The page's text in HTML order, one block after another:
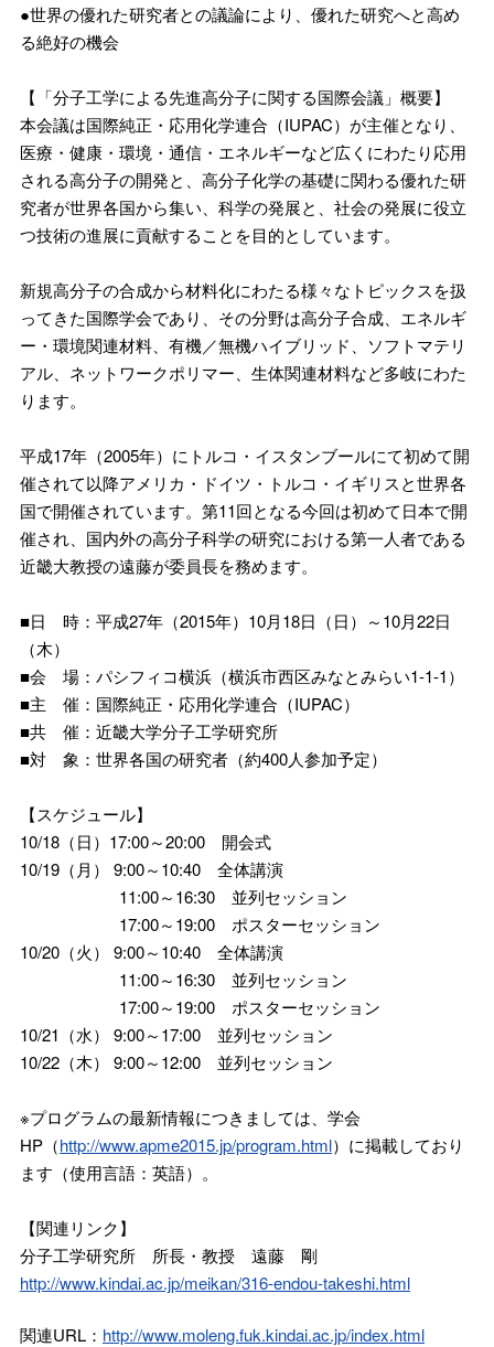
●世界の優れた研究者との議論により、優れた研究へと高め
る絶好の機会
【「分子工学による先進高分子に関する国際会議」概要】
本会議は国際純正・応用化学連合（IUPAC）が主催となり、
医療・健康・環境・通信・エネルギーなど広くにわたり応用
される高分子の開発と、高分子化学の基礎に関わる優れた研
究者が世界各国から集い、科学の発展と、社会の発展に役立
つ技術の進展に貢献することを目的としています。
新規高分子の合成から材料化にわたる様々なトピックスを扱
ってきた国際学会であり、その分野は高分子合成、エネルギ
ー・環境関連材料、有機／無機ハイブリッド、ソフトマテリ
アル、ネットワークポリマー、生体関連材料など多岐にわた
ります。
平成17年（2005年）にトルコ・イスタンブールにて初めて開
催されて以降アメリカ・ドイツ・トルコ・イギリスと世界各
国で開催されています。第11回となる今回は初めて日本で開
催され、国内外の高分子科学の研究における第一人者である
近畿大教授の遠藤が委員長を務めます。
■日 時：平成27年（2015年）10月18日（日）～10月22日
（木）
■会 場：パシフィコ横浜（横浜市西区みなとみらい1-1-1）
■主 催：国際純正・応用化学連合（IUPAC）
■共 催：近畿大学分子工学研究所
■対 象：世界各国の研究者（約400人参加予定）
【スケジュール】
10/18（日）17:00～20:00 開会式
10/19（月） 9:00～10:40 全体講演
11:00～16:30 並列セッション
17:00～19:00 ポスターセッション
10/20（火） 9:00～10:40 全体講演
11:00～16:30 並列セッション
17:00～19:00 ポスターセッション
10/21（水） 9:00～17:00 並列セッション
10/22（木） 9:00～12:00 並列セッション
※プログラムの最新情報につきましては、学会
HP（http://www.apme2015.jp/program.html）に掲載しており
ます（使用言語：英語）。
【関連リンク】
分子工学研究所 所長・教授 遠藤 剛
http://www.kindai.ac.jp/meikan/316-endou-takeshi.html
関連URL： http://www.moleng.fuk.kindai.ac.jp/index.html